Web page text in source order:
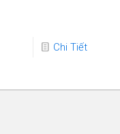
Chi Tiết